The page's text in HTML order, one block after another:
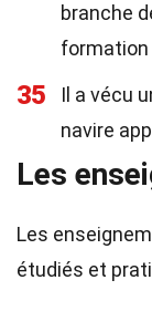
branche
formation
35
Il a vécu
navire
Les
Les
étudiés et